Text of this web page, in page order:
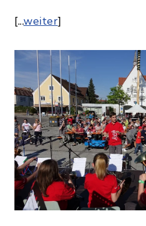
[...weiter]